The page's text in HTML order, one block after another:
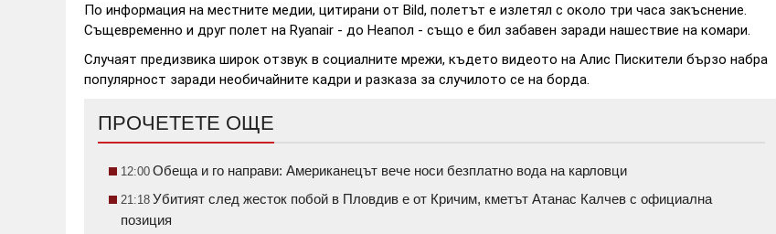
По информация на местните медии, цитирани от Bild, полетът е излетял с около три часа закъснение.
Същевременно и друг полет на Ryanair - до Неапол - също е бил забавен заради нашествие на комари.
Случаят предизвика широк отзвук в социалните мрежи, където видеото на Алис Пискители бързо набра
популярност заради необичайните кадри и разказа за случилото се на борда.
ПРОЧЕТЕТЕ ОЩЕ
12:00 Обеща и го направи: Американецът вече носи безплатно вода на карловци
21:18 Убитият след жесток побой в Пловдив е от Кричим, кметът Атанас Калчев с официална
позиция